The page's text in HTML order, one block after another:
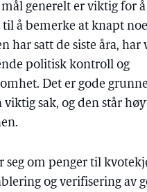
generelt er viktig for å
til å bemerke at knapt
har satt de siste åra,
politisk kontroll og
Det er gode
viktig sak, og den står
seg om penger til
og verifisering av